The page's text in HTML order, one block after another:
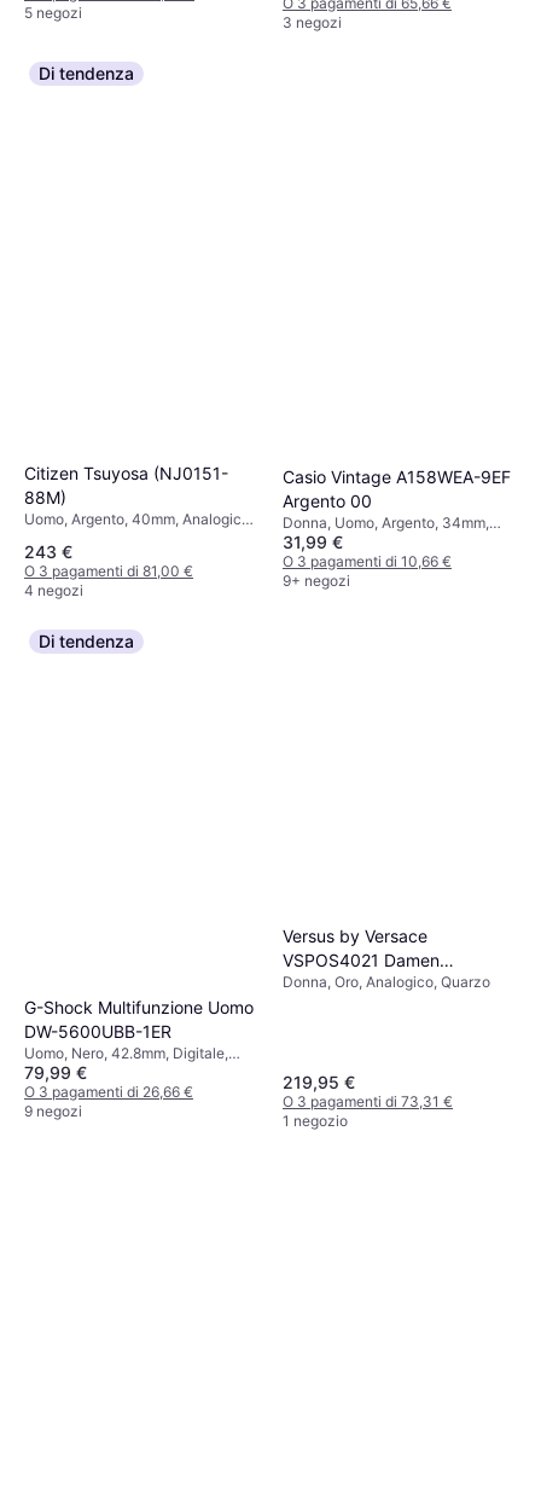
5 negozi
3 negozi
Di tendenza
Citizen Tsuyosa (NJ0151-
88M)
Uomo, Argento, 40mm, Analogico,
243 €
O 3 pagamenti di 81,00 €
4 negozi
Casio Vintage A158WEA-9EF
Argento 00
Donna, Uomo, Argento, 34mm,
Digitale, Quarzo
31,99 €
O 3 pagamenti di 10,66 €
9+ negozi
Di tendenza
G-Shock Multifunzione Uomo
DW-5600UBB-1ER
Uomo, Nero, 42.8mm, Digitale,
Quarzo
79,99 €
O 3 pagamenti di 26,66 €
9 negozi
Versus by Versace
VSPOS4021 Damen
Armbanduhr
Donna, Oro, Analogico, Quarzo
219,95 €
O 3 pagamenti di 73,31 €
1 negozio